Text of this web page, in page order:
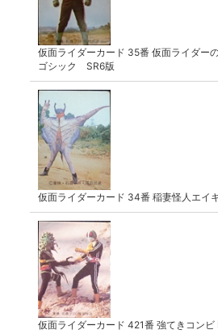
仮面ライダーカード 35番 仮面ライダ
ゴシック SR6版
仮面ライダーカード 34番 稲妻怪人エ
仮面ライダーカード 421番 強てきコンビ